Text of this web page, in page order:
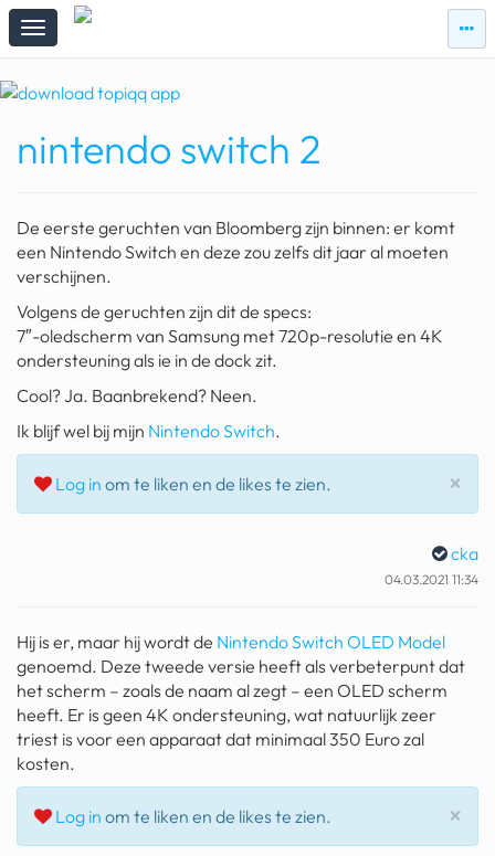
zie
topiqqs
zie
#vandaag
Topiqqs Reacties
ark van noach
pokemon kaarten
fomo
deepseek
geochelone yniphora
dubai chocolade
it really whips the llama s
ass
chinese automerken
bakelse princess taart
nintendo switch 2
De eerste geruchten van Bloomberg zijn binnen: er komt
een Nintendo Switch en deze zou zelfs dit jaar al moeten
verschijnen.
Volgens de geruchten zijn dit de specs:
7″-oledscherm van Samsung met 720p-resolutie en 4K
ondersteuning als ie in de dock zit.
Cool? Ja. Baanbrekend? Neen.
Ik blijf wel bij mijn Nintendo Switch.
×
Log in om te liken en de likes te zien.
cka
04.03.2021 11:34
Hij is er, maar hij wordt de Nintendo Switch OLED Model
genoemd. Deze tweede versie heeft als verbeterpunt dat
het scherm – zoals de naam al zegt – een OLED scherm
heeft. Er is geen 4K ondersteuning, wat natuurlijk zeer
triest is voor een apparaat dat minimaal 350 Euro zal
kosten.
×
Log in om te liken en de likes te zien.